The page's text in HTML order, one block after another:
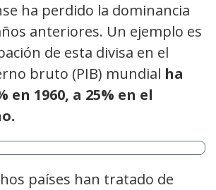
ha perdido la dominancia
anteriores. Un ejemplo es
de esta divisa en el
bruto (PIB) mundial ha
en 1960, a 25% en el
países han tratado de